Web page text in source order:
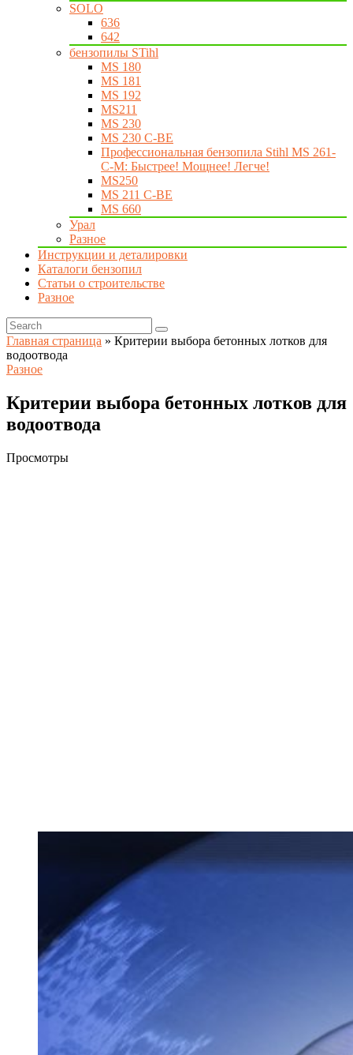
SOLO
636
642
бензопилы STihl
MS 180
MS 181
MS 192
MS211
MS 230
MS 230 C-BE
Профессиональная бензопила Stihl MS 261-
C-M: Быстрее! Мощнее! Легче!
MS250
MS 211 C-BE
MS 660
Урал
Разное
Инструкции и деталировки
Каталоги бензопил
Статьи о строительстве
Разное
Главная страница » Критерии выбора бетонных лотков для
водоотвода
Разное
Критерии выбора бетонных лотков для
водоотвода
Просмотры